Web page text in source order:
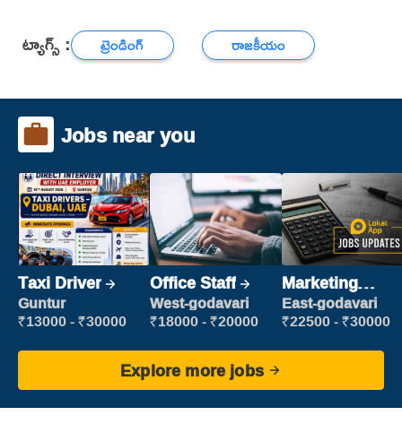
ట్యాగ్స్ : ట్రెండింగ్ రాజకీయం
Jobs near you
Taxi Driver
Guntur
₹13000 - ₹30000
Office Staff
West-godavari
₹18000 - ₹20000
Marketing
Executive
East-godavari
₹22500 - ₹30000
Explore more jobs